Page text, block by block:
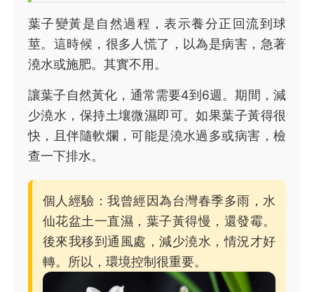
葉子變黃是自然過程，表示養分正回流到球
莖。這時候，很多人慌了，以為是病害，急著
澆水或施肥。其實不用。
讓葉子自然黃化，通常需要4到6週。期間，減
少澆水，保持土壤微濕即可。如果葉子黃得很
快，且伴隨軟爛，可能是澆水過多或病害，檢
查一下排水。
個人經驗：我曾經因為台灣春季多雨，水
仙花盆土一直濕，葉子黃得慢，還發霉。
後來我移到通風處，減少澆水，情況才好
轉。所以，環境控制很重要。